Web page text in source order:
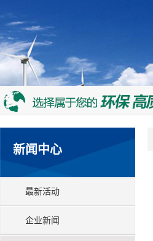
新闻中心
最新活动
企业新闻